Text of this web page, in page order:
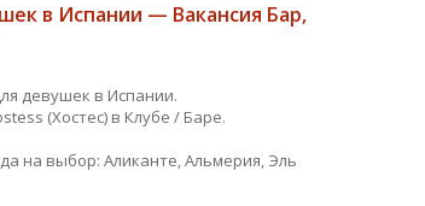
в Испании — Вакансия Бар,
девушек в Испании.
(Хостес) в Клубе / Баре.
на выбор: Аликанте, Альмерия, Эль